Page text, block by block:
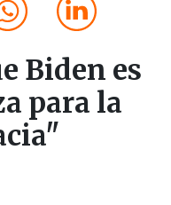
Biden es
para la